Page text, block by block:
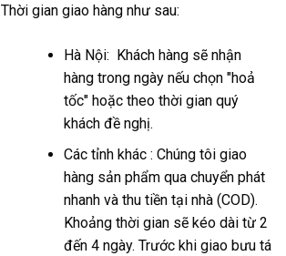
Thời gian giao hàng như sau:
Hà Nội: Khách hàng sẽ nhận
hàng trong ngày nếu chọn "hoả
tốc" hoặc theo thời gian quý
khách đề nghị.
Các tỉnh khác : Chúng tôi giao
hàng sản phẩm qua chuyển phát
nhanh và thu tiền tại nhà (COD).
Khoảng thời gian sẽ kéo dài từ 2
đến 4 ngày. Trước khi giao bưu tá